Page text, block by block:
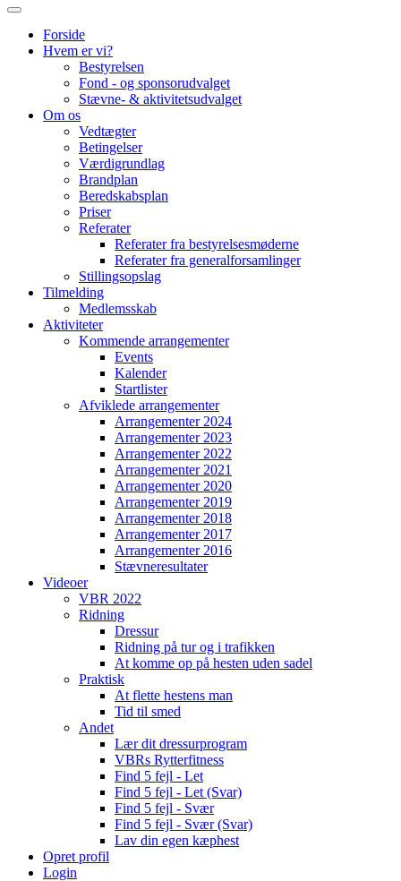
Forside
Hvem er vi?
Bestyrelsen
Fond - og sponsorudvalget
Stævne- & aktivitetsudvalget
Om os
Vedtægter
Betingelser
Værdigrundlag
Brandplan
Beredskabsplan
Priser
Referater
Referater fra bestyrelsesmøderne
Referater fra generalforsamlinger
Stillingsopslag
Tilmelding
Medlemsskab
Aktiviteter
Kommende arrangementer
Events
Kalender
Startlister
Afviklede arrangementer
Arrangementer 2024
Arrangementer 2023
Arrangementer 2022
Arrangementer 2021
Arrangementer 2020
Arrangementer 2019
Arrangementer 2018
Arrangementer 2017
Arrangementer 2016
Stævneresultater
Videoer
VBR 2022
Ridning
Dressur
Ridning på tur og i trafikken
At komme op på hesten uden sadel
Praktisk
At flette hestens man
Tid til smed
Andet
Lær dit dressurprogram
VBRs Rytterfitness
Find 5 fejl - Let
Find 5 fejl - Let (Svar)
Find 5 fejl - Svær
Find 5 fejl - Svær (Svar)
Lav din egen kæphest
Opret profil
Login